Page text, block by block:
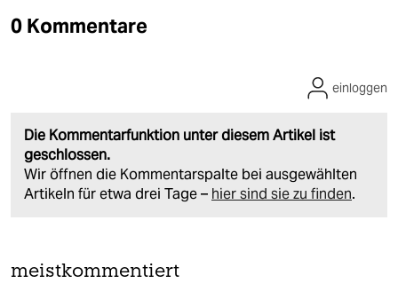
0 Kommentare
Die Kommentarfunktion unter diesem Artikel ist
geschlossen.
Wir öffnen die Kommentarspalte bei ausgewählten
Artikeln für etwa drei Tage – hier sind sie zu finden.
einloggen
meistkommentiert